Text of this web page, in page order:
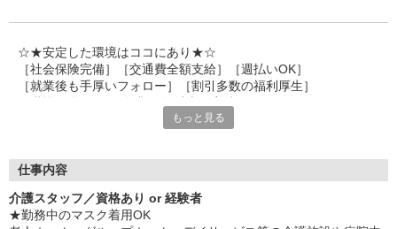
☆★安定した環境はココにあり★☆
［社会保険完備］［交通費全額支給］［週払いOK］
［就業後も手厚いフォロー］［割引多数の福利厚生］
など、安心して長く続けられる待遇が目白押し！
「せっかく働くならキャリアアップを目指したい」
☆★必要な資格や経験は？★☆
もっと見る
仕事内容
介護スタッフ／資格あり or 経験者
★勤務中のマスク着用OK